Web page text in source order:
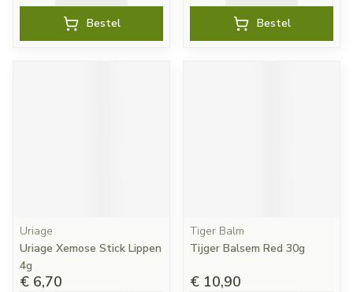
Bestel Bestel
Uriage
Uriage Xemose Stick Lippen
4g
€ 6,70
Tiger Balm
Tijger Balsem Red 30g
€ 10,90